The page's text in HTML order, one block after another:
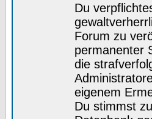
Du
Forum zu
permanenter
die
eigenem
Du stimmst